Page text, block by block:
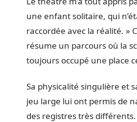
une enfant solitaire, qui
raccordée avec la réalité. »
résume un parcours où la
toujours occupé une place
Sa physicalité singulière et
jeu large lui ont permis de
des registres très différents.